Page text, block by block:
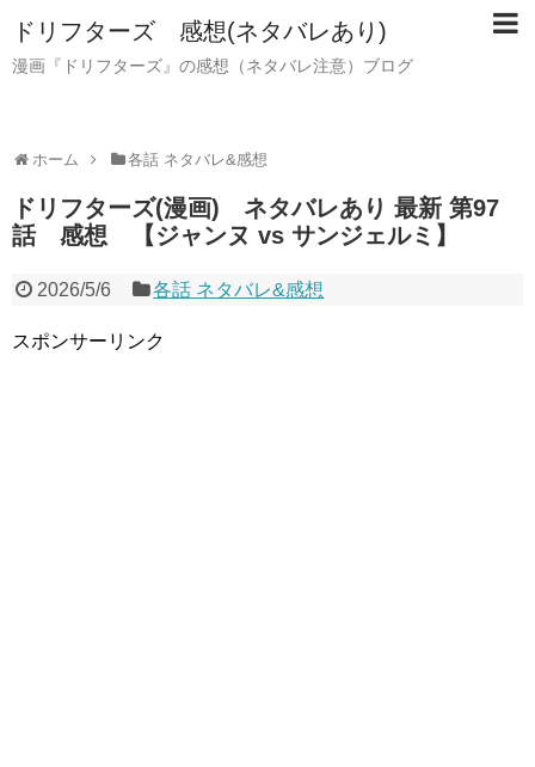
ドリフターズ 感想(ネタバレあり)
漫画『ドリフターズ』の感想（ネタバレ注意）ブログ
ホーム 各話 ネタバレ&感想
ドリフターズ(漫画) ネタバレあり 最新 第97
話 感想 【ジャンヌ vs サンジェルミ】
2026/5/6 各話 ネタバレ&感想
スポンサーリンク